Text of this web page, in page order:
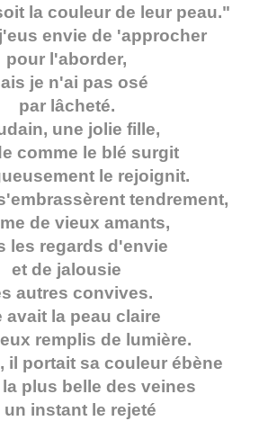
la couleur de leur peau."
envie de 'approcher
pour l'aborder,
je n'ai pas osé
par lâcheté.
une jolie fille,
comme le blé surgit
le rejoignit.
tendrement,
de vieux amants,
les regards d'envie
et de jalousie
autres convives.
avait la peau claire
remplis de lumière.
il portait sa couleur ébène
plus belle des veines
un instant le rejeté